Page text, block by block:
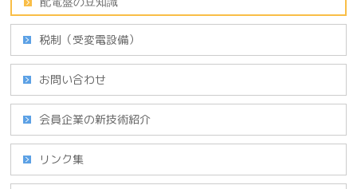
税制（受変電設備）
お問い合わせ
会員企業の新技術紹介
リンク集